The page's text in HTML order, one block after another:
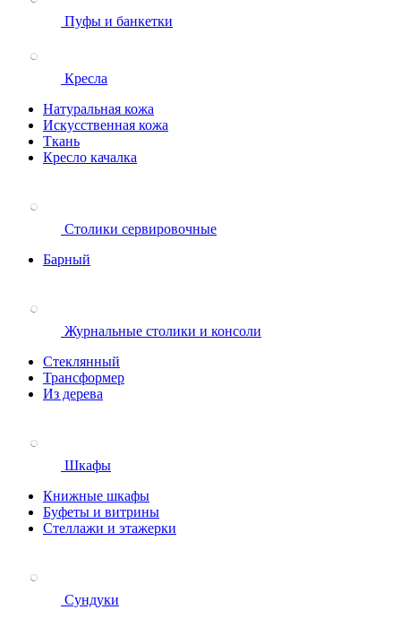
Пуфы и банкетки
Кресла
Натуральная кожа
Искусственная кожа
Ткань
Кресло качалка
Столики сервировочные
Барный
Журнальные столики и консоли
Стеклянный
Трансформер
Из дерева
Шкафы
Книжные шкафы
Буфеты и витрины
Стеллажи и этажерки
Сундуки